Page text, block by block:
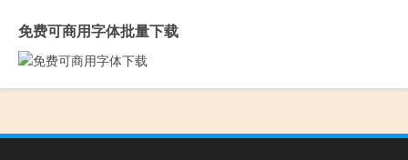
免费可商用字体批量下载